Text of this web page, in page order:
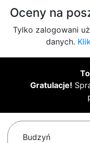
Oceny na
Tylko zalogowani
danych.
Gratulacje!
Budzyń